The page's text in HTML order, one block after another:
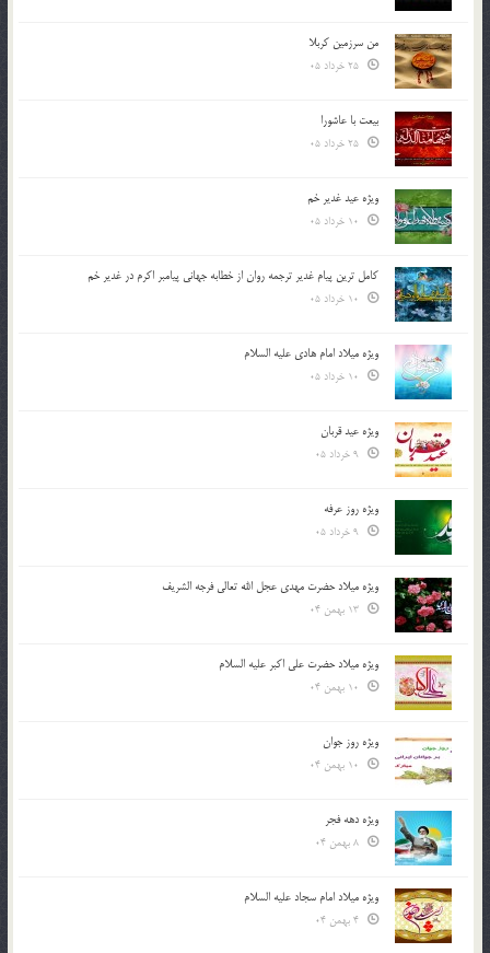
من سرزمین کربلا
بیعت با عاشورا
ویژه عید غدیر خم
کامل ترین پیام غدیر ترجمه روان از خطابه جهانی پیامبر اکرم در غدیر خم
ویژه میلاد امام هادی علیه السلام
ویژه عید قربان
ویژه روز عرفه
ویژه میلاد حضرت مهدی عجل الله تعالی فرجه الشريف
ویژه میلاد حضرت علی اکبر علیه السلام
ویژه روز جوان
ویژه دهه فجر
ویژه میلاد امام سجاد علیه السلام